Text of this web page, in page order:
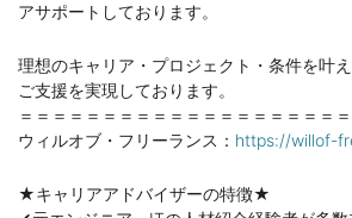
アサポートしております。
理想のキャリア・プロジェクト・条件を叶
ご支援を実現しております。
＝＝＝＝＝＝＝＝＝＝＝＝＝＝＝＝＝＝＝
ウィルオブ・フリーランス： https://willof-
★キャリアアドバイザーの特徴★